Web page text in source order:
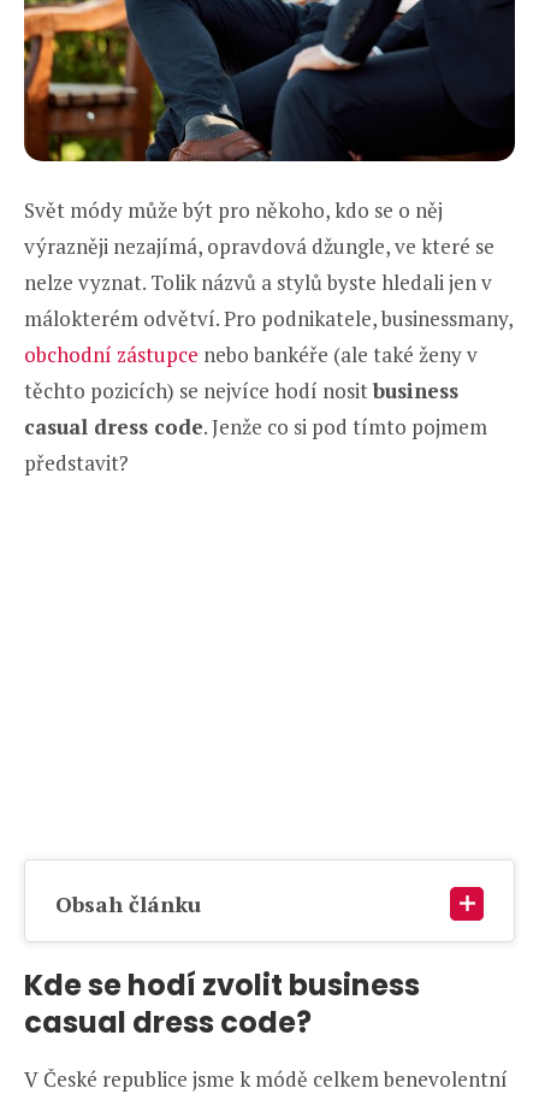
Svět módy může být pro někoho, kdo se o něj
výrazněji nezajímá, opravdová džungle, ve které se
nelze vyznat. Tolik názvů a stylů byste hledali jen v
málokterém odvětví. Pro podnikatele, businessmany,
obchodní zástupce nebo bankéře (ale také ženy v
těchto pozicích) se nejvíce hodí nositbusiness
casual dress code. Jenže co si pod tímto pojmem
představit?
Obsah článku
Kde se hodí zvolit business
casual dress code?
V České republice jsme k módě celkem benevolentní